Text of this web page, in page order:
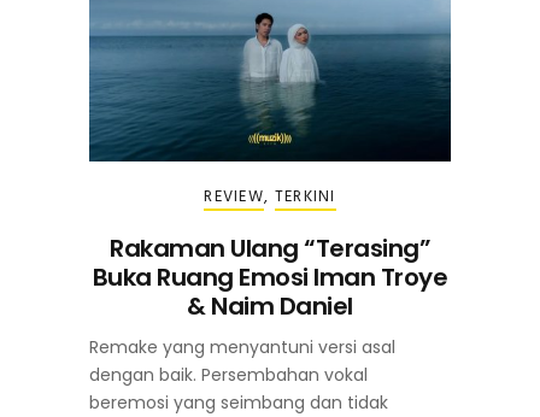
REVIEW, TERKINI
Rakaman Ulang “Terasing”
Buka Ruang Emosi Iman Troye
& Naim Daniel
Remake yang menyantuni versi asal
dengan baik. Persembahan vokal
beremosi yang seimbang dan tidak